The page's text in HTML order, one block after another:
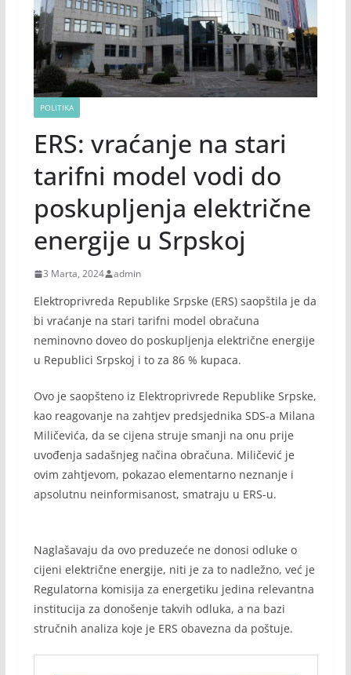
POLITIKA
ERS: vraćanje na stari
tarifni model vodi do
poskupljenja električne
energije u Srpskoj
3 Marta, 2024 admin
Elektroprivreda Republike Srpske (ERS) saopštila je da
bi vraćanje na stari tarifni model obračuna
neminovno doveo do poskupljenja električne energije
u Republici Srpskoj i to za 86 % kupaca.
Ovo je saopšteno iz Elektroprivrede Republike Srpske,
kao reagovanje na zahtjev predsjednika SDS-a Milana
Miličevića, da se cijena struje smanji na onu prije
uvođenja sadašnjeg načina obračuna. Miličević je
ovim zahtjevom, pokazao elementarno neznanje i
apsolutnu neinformisanost, smatraju u ERS-u.
Naglašavaju da ovo preduzeće ne donosi odluke o
cijeni električne energije, niti je za to nadležno, već je
Regulatorna komisija za energetiku jedina relevantna
institucija za donošenje takvih odluka, a na bazi
stručnih analiza koje je ERS obavezna da poštuje.